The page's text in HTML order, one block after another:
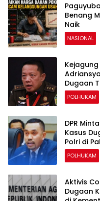
Benang
Naik
NASIONAL
Dugaan
POLHUKAM
DPR
Kasus
Polri di
POLHUKAM
Aktivis
Dugaan